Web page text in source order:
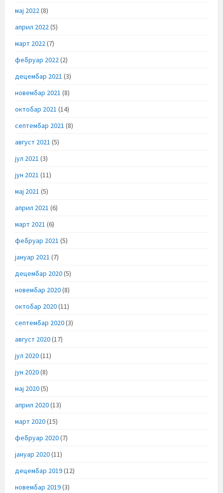
мај 2022(8)
април 2022(5)
март 2022(7)
фебруар 2022(2)
децембар 2021 (3)
новембар 2021 (8)
октобар 2021 (14)
септембар 2021 (8)
август 2021 (5)
јул 2021 (3)
јун 2021 (11)
мај 2021 (5)
април 2021 (6)
март 2021 (6)
фебруар 2021 (5)
јануар 2021 (7)
децембар 2020(5)
новембар 2020(8)
октобар 2020(11)
септембар 2020(3)
август 2020(17)
јул 2020(11)
јун 2020(8)
мај 2020(5)
април 2020(13)
март 2020(15)
фебруар 2020(7)
јануар 2020(11)
децембар 2019(12)
новембар 2019(3)